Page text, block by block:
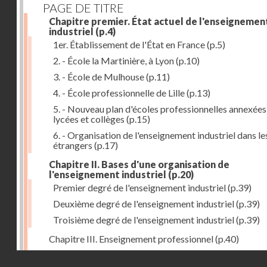
PAGE DE TITRE
Chapitre premier. État actuel de
industriel (p.4)
1er. Établissement de l'État en France(p.5)
2. - École la Martinière, à Lyon(p.10)
3. - École de Mulhouse(p.11)
4. - École professionnelle de Lille(p.13)
5. - Nouveau plan d'écoles professionnelles
lycées et collèges (p.15)
6. - Organisation de l'enseignement industriel dans
étrangers (p.17)
Chapitre II. Bases d'une organisation de
l'enseignement industriel (p.20)
Premier degré de l'enseignement industriel(p.39)
Deuxième degré de l'enseignement industriel(p.39)
Troisième degré de l'enseignement industriel(p.39)
Chapitre III. Enseignement professionnel(p.40)